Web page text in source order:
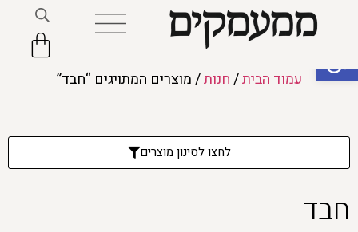
פתח סרגל נגישות
עמוד הבית/חנות/ מוצרים המתויגים “חבד”
לחצו לסינון מוצרים
חבד